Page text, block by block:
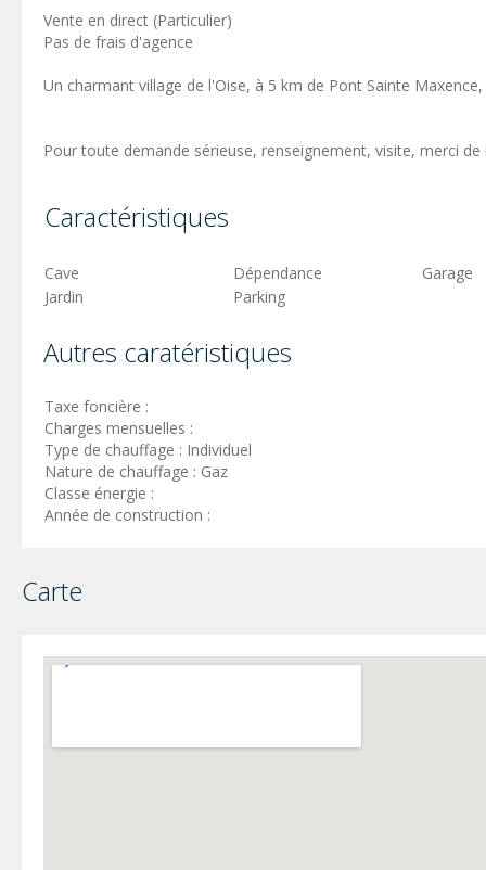
Vente en direct (Particulier)
Pas de frais d'agence
Un charmant village de l'Oise, à 5 km de Pont Sainte
Pour toute demande sérieuse, renseignement, visite, merci
Caractéristiques
Cave Dépendance
Garage
Jardin
Parking
Autres caratéristiques
Taxe foncière :
Charges mensuelles :
Type de chauffage : Individuel
Nature de chauffage : Gaz
Classe énergie :
Année de construction :
Carte